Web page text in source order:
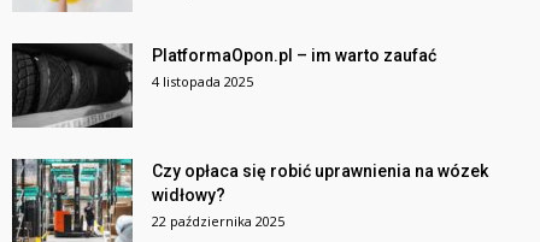
PlatformaOpon.pl – im warto zaufać
4 listopada 2025
Czy opłaca się robić uprawnienia na wózek
widłowy?
22 października 2025